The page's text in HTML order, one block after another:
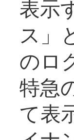
表示
ス」
のロ
特急
て表